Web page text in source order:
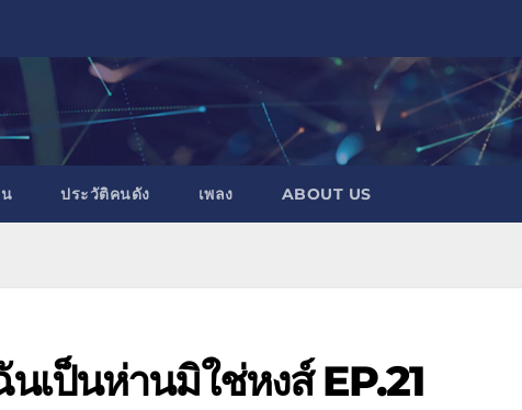
ประวัติคนดัง เพลง ABOUT US
เป็นห่านมิใช่หงส์ EP.21